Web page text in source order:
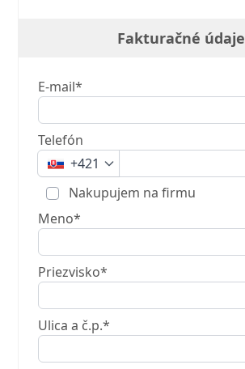
Fakturačné údaje
E-mail*
Telefón
+421
Nakupujem na firmu
Meno*
Priezvisko*
Ulica a č.p.*